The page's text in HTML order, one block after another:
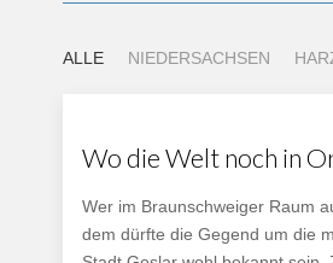
ALLE NIEDERSACHSEN
Wo die Welt noch in
Wer im Braunschweiger Raum
dem dürfte die Gegend um die